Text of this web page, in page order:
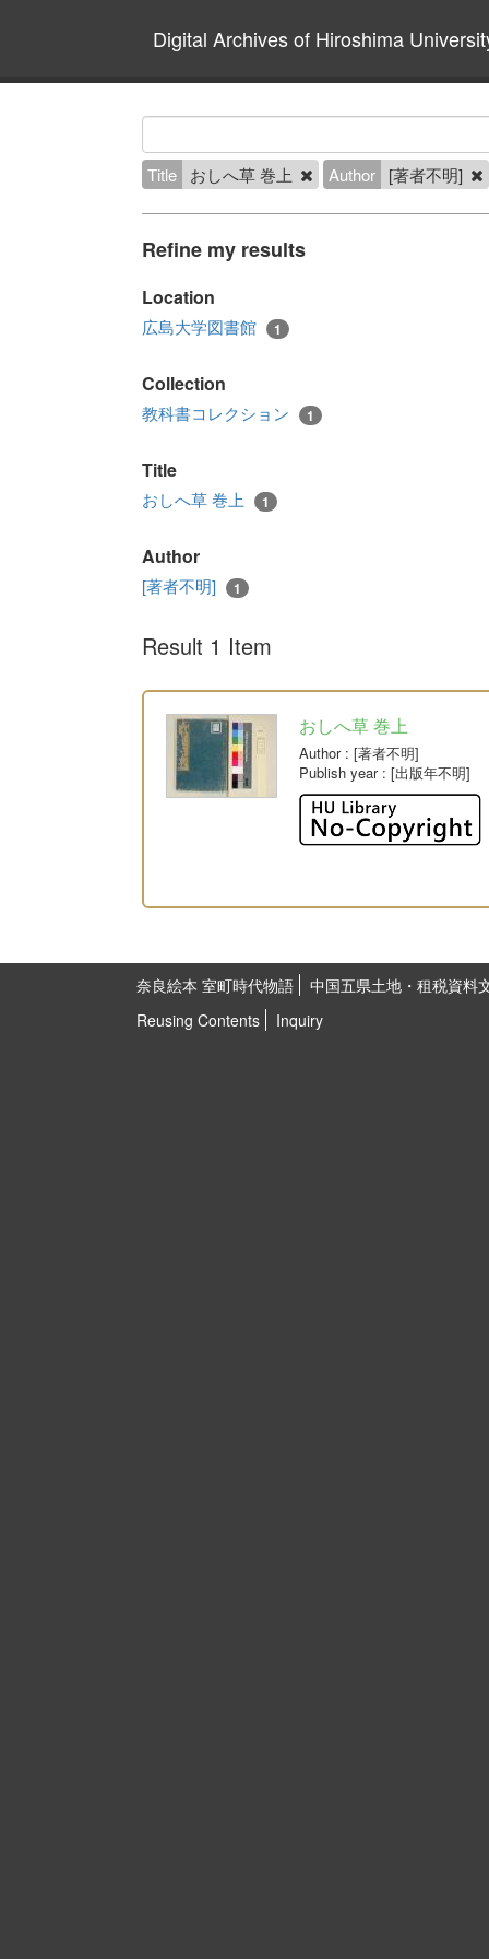
Digital Archives of Hiroshima
Title おしへ草 巻上 Author [著者不明]
Refine my results
Location
広島大学図書館 1
Collection
教科書コレクション 1
Title
おしへ草 巻上 1
Author
[著者不明] 1
Result 1 Item
おしへ草 巻上
Author: [著者不明]
Publish year: [出版年不明]
奈良絵本 室町時代物語
中国五県土地・租税資料
Reusing Contents
Inquiry